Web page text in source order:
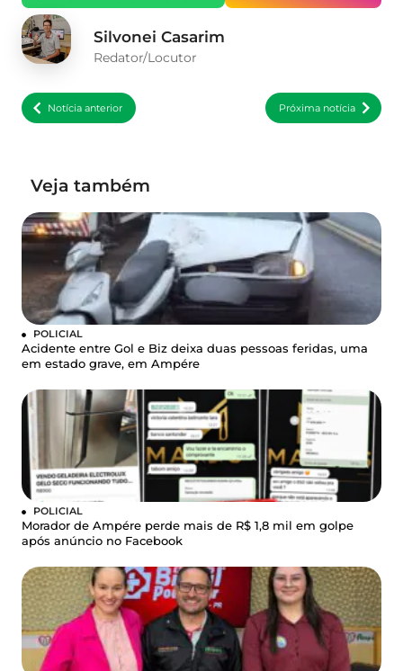
Silvonei Casarim
Redator/Locutor
Notícia anterior Próxima notícia
Veja também
POLICIAL
Acidente entre Gol e Biz deixa duas pessoas feridas, uma
em estado grave, em Ampére
POLICIAL
Morador de Ampére perde mais de R$ 1,8 mil em golpe
após anúncio no Facebook